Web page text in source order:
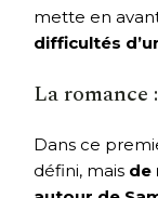
mette en
difficultés
La romance :
Dans ce
défini, mais de